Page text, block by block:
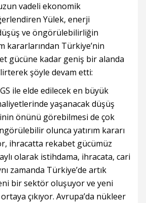
vadeli ekonomik
Yülek, enerji
ve öngörülebilirliğin
kararlarından Türkiye’nin
gücüne kadar geniş bir alanda
şöyle devam etti:
ile elde edilecek en büyük
yaşanacak düşüş
önünü görebilmesi de çok
olunca yatırım kararı
ihracatta rekabet gücümüz
olarak istihdama, ihracata, cari
zamanda Türkiye’de artık
bir sektör oluşuyor ve yeni
çıkıyor. Avrupa’da nükleer